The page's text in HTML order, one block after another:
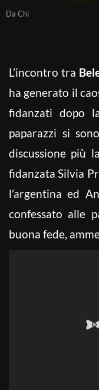
Da Chi
L’incontro tra
ha generato il
fidanzati dopo
paparazzi si
discussione più
fidanzata Silvia
l’argentina ed
confessato alle
buona fede,